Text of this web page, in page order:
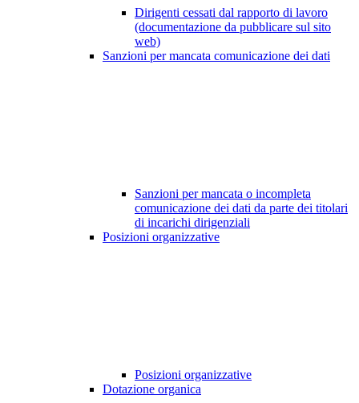
Dirigenti cessati dal rapporto di lavoro
(documentazione da pubblicare sul sito
web)
Sanzioni per mancata comunicazione dei dati
Sanzioni per mancata o incompleta
comunicazione dei dati da parte dei titolari
di incarichi dirigenziali
Posizioni organizzative
Posizioni organizzative
Dotazione organica